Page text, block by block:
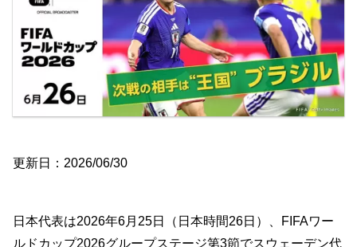
更新日：2026/06/30
日本代表は2026年6月25日（日本時間26日）、FIFAワー
ルドカップ2026グループステージ第3節でスウェーデン代